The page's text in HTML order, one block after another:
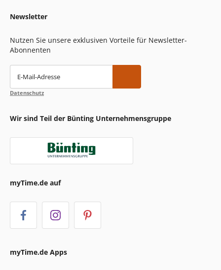
Newsletter
Nutzen Sie unsere exklusiven Vorteile für Newsletter-
Abonnenten
E-Mail-Adresse
Datenschutz
Wir sind Teil der Bünting Unternehmensgruppe
myTime.de auf
myTime.de Apps